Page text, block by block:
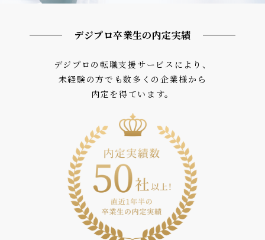
デジプロ卒業生の内定実績
デジプロの転職支援サービスにより、
未経験の方でも数多くの企業様から
内定を得ています。